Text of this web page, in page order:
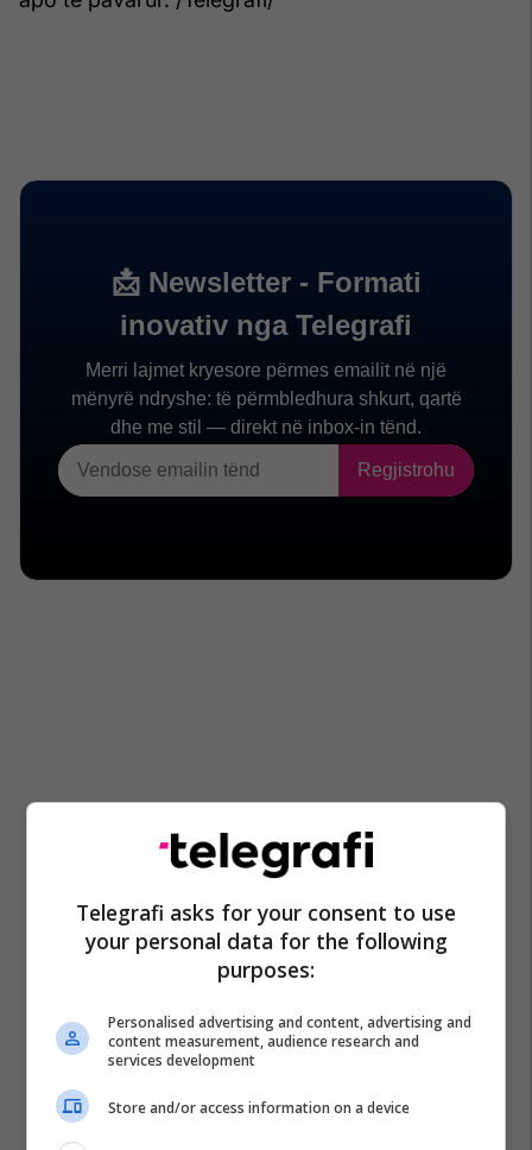
Telegrafi asks for your consent to use
your personal data for the following
purposes:
Personalised advertising and content, advertising and
content measurement, audience research and
services development
Store and/or access information on a device